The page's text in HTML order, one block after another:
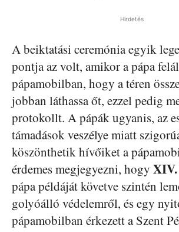
Hirdetés
A beiktatási ceremónia egyik
pontja az volt, amikor a pápa
pápamobilban, hogy a téren
jobban láthassa őt, ezzel pedig
protokollt. A pápák ugyanis, az
támadások veszélye miatt
köszönthetik hívőiket a
érdemes megjegyezni, hogy
pápa példáját követve szintén
golyóálló védelemről, és egy
pápamobilban érkezett a Szent